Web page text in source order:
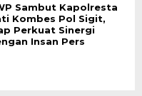
Sambut Kapolresta
Kombes Pol Sigit,
Perkuat Sinergi
Insan Pers